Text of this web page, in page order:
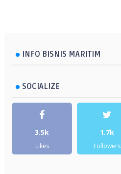
INFO BISNIS MARITIM
SOCIALIZE
3.5k
Likes
1.7k
Followers